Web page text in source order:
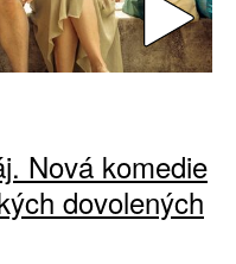
Nová komedie
dovolených